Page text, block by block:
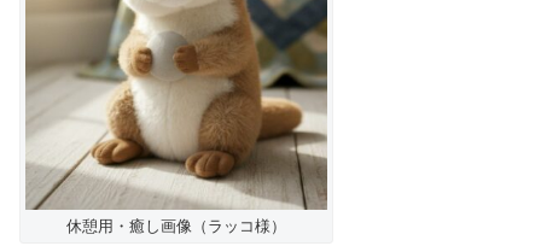
休憩用・癒し画像（ラッコ様）